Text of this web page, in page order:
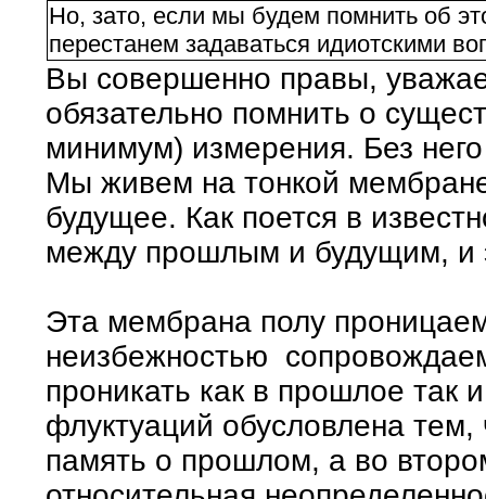
Но, зато, если мы будем помнить об
перестанем задаваться идиотскими
Вы совершенно правы,
обязательно помнить о
минимум) измерения. Без
Мы живем на тонкой
будущее. Как поется в
между прошлым и будущим, и
Эта мембрана полу
неизбежностью
проникать как в прошлое так
флуктуаций обусловлена
память о прошлом, а во